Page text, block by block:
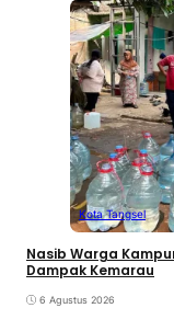
Kota Tangsel
Nasib Warga
Dampak Kemarau
6 Agustus 2026